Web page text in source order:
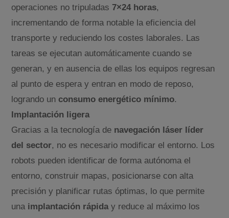
operaciones no tripuladas 7×24 horas,
incrementando de forma notable la eficiencia del
transporte y reduciendo los costes laborales. Las
tareas se ejecutan automáticamente cuando se
generan, y en ausencia de ellas los equipos regresan
al punto de espera y entran en modo de reposo,
logrando unconsumo energético mínimo.
Implantación ligera
Gracias a la tecnología de navegación láser líder
del sector, no es necesario modificar el entorno. Los
robots pueden identificar de forma autónoma el
entorno, construir mapas, posicionarse con alta
precisión y planificar rutas óptimas, lo que permite
una implantación rápiday reduce al máximo los